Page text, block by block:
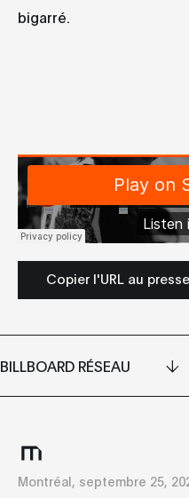
bigarré.
Copier l'URL au
BILLBOARD RÉSEAU
Montréal, septembre 25,